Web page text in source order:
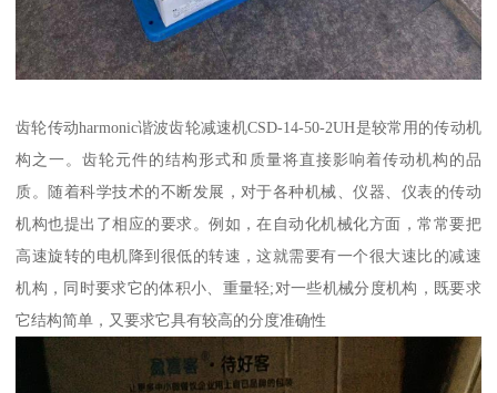
齿轮传动harmonic谐波齿轮减速机CSD-14-50-2UH是较常用的传动机
构之一。齿轮元件的结构形式和质量将直接影响着传动机构的品
质。随着科学技术的不断发展，对于各种机械、仪器、仪表的传动
机构也提出了相应的要求。例如，在自动化机械化方面，常常要把
高速旋转的电机降到很低的转速，这就需要有一个很大速比的减速
机构，同时要求它的体积小、重量轻;对一些机械分度机构，既要求
它结构简单，又要求它具有较高的分度准确性